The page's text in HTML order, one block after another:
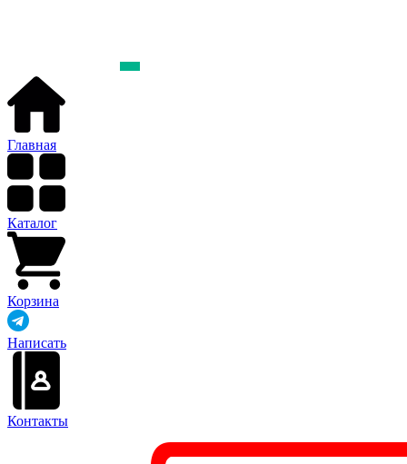
Главная
Каталог
Корзина
Написать
Контакты